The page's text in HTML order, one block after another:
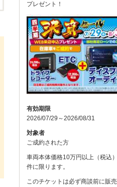
プレゼント！
有効期限
2026/07/29～2026/08/31
対象者
ご成約された方
車両本体価格10万円以上（税込
件に限ります。
このチケットは必ず商談前に販